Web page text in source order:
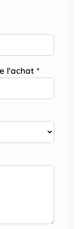
l'achat *